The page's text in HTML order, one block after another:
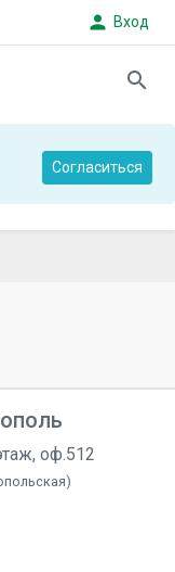
person Вход
search
Согласиться
оф.512